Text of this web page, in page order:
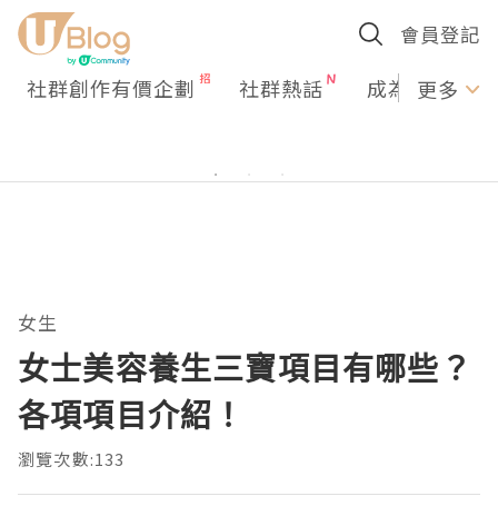
會員登記
社群創作有價企劃 社群熱話 成為U更多
女生
女士美容養生三寶項目有哪些？
各項項目介紹！
瀏覽次數:133